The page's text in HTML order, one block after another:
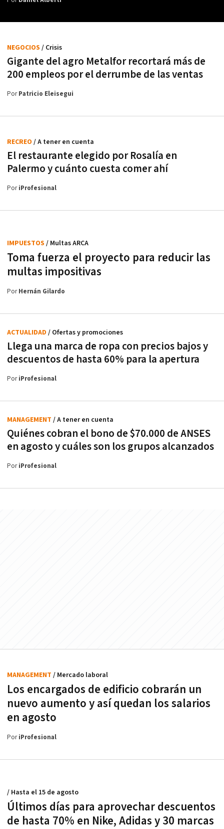
Gigante del agro Metalfor recortará más de
200 empleos por el derrumbe de las ventas
NEGOCIOS / Crisis
PorPatricio Eleisegui
El restaurante elegido por Rosalía en
Palermo y cuánto cuesta comer ahí
RECREO / A tener en cuenta
PoriProfesional
Toma fuerza el proyecto para reducir las
multas impositivas
IMPUESTOS / Multas ARCA
PorHernán Gilardo
Llega una marca de ropa con precios bajos y
descuentos de hasta 60% para la apertura
ACTUALIDAD / Ofertas y promociones
PoriProfesional
Quiénes cobran el bono de $70.000 de ANSES
en agosto y cuáles son los grupos alcanzados
MANAGEMENT / A tener en cuenta
PoriProfesional
Los encargados de edificio cobrarán un
nuevo aumento y así quedan los salarios
en agosto
MANAGEMENT / Mercado laboral
PoriProfesional
Últimos días para aprovechar descuentos
de hasta 70% en Nike, Adidas y 30 marcas
/ Hasta el 15 de agosto